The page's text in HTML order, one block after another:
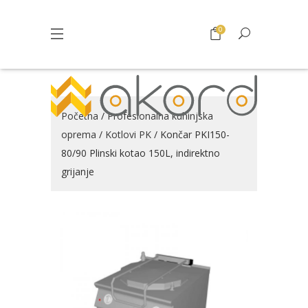
0
Početna /Profesionalna kuhinjska
oprema / Kotlovi PK / Končar PKI150-
80/90 Plinski kotao 150L, indirektno
grijanje